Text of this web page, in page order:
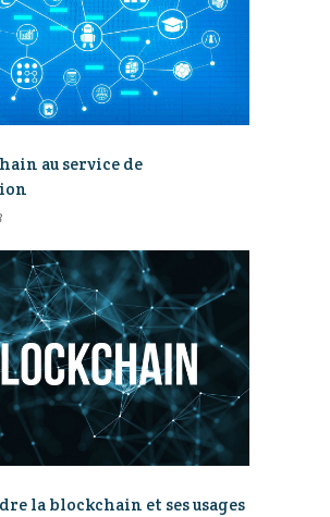
au service de
la blockchain et ses usages